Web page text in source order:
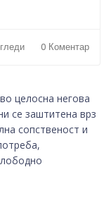
0 Коментар
целосна негова
се заштитена врз
сопственост и